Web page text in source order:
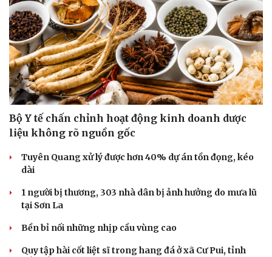
Cải chính
Bộ Y tế chấn chỉnh hoạt động kinh doanh dược
liệu không rõ nguồn gốc
Tuyên Quang xử lý được hơn 40% dự án tồn đọng, kéo
dài
1 người bị thương, 303 nhà dân bị ảnh hưởng do mưa lũ
tại Sơn La
Bền bỉ nối những nhịp cầu vùng cao
Quy tập hài cốt liệt sĩ trong hang đá ở xã Cư Pui, tỉnh